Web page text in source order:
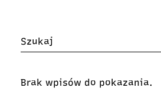
Brak wpisów do pokazania.